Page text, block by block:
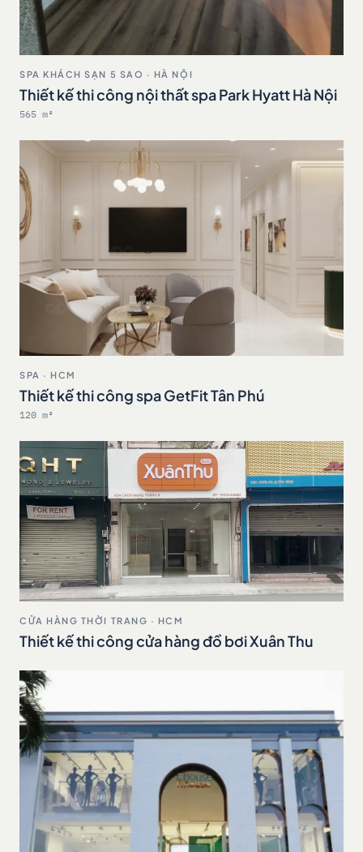
SPA KHÁCH SẠN 5 SAO · HÀ NỘI
Thiết kế thi công nội thất spa Park Hyatt Hà Nội
565 m²
SPA · HCM
Thiết kế thi công spa GetFit Tân Phú
120 m²
CỬA HÀNG THỜI TRANG · HCM
Thiết kế thi công cửa hàng đồ bơi Xuân Thu